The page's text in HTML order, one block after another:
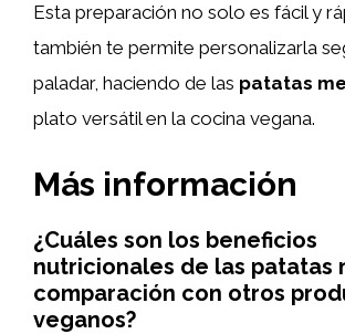
Esta preparación no solo es fácil y
también te permite personalizarla
paladar, haciendo de las patatas
plato versátil en la cocina vegana.
Más información
¿Cuáles son los beneficios
nutricionales de las patatas
comparación con otros
veganos?